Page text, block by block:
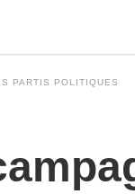
PARTIS POLITIQUES